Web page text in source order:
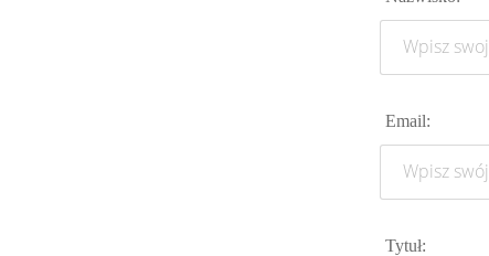
Email:
Tytuł: